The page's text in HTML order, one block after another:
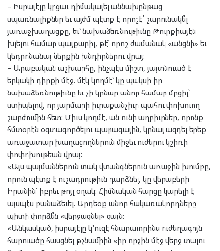
– Իսրայէլը կրցաւ դիմակայել աննախընթաց
սպառնալիքներ եւ այժմ պէտք է որոշէ՝ շարունակե՞լ
յառաջխաղացքը, եւ՝ նախաձեռնութիւնը Թուրքիայէն
խլելու համար պայքարիլ, թէ՞ որոշ ժամանակ «անցնի» եւ
կեդրոնանայ ներքին խնդիրներու վրայ։
– Արաբական աշխարհը, ինչպէս միշտ, յայտնուած է
երկակի դիրքի մէջ. մէկ կողմէ՝ կը պակսի իր
նախաձեռնութիւնը եւ չի կրնար անոր համար մրցիլ՝
ստիպելով, որ յարմարի իւրաքանչիւր պահու փոխուող
շարժումին հետ: Միւս կողմէ, ան ունի աղբիւրներ, որոնք
հմտօրէն օգտագործելու պարագային, կրնայ ազդել երեք
առաջատար խաղացողներուն միջեւ ուժերու կշիռի
փոփոխութեան վրայ:
«Այս պայմաններուն տակ վտանգներուն առաջին խումբը,
որուն պէտք է ուշադրութիւն դարձնել, կը վերաբերի
Իրանին՝ իբրեւ թոյլ օղակ։ Հիմնական հարցը կարելի է
այսպէս բանաձեւել. Արդեօք անոր հակառակորդները
պիտի փորձե՞ն «վերջացնել» զայն:
«Անկասկած, իսրայէլը կ՚ուզէ հնարաւորինս ուժեղագոյն
հարուածը հասցնել թշնամիին «իր որջին մէջ վերջ տալու